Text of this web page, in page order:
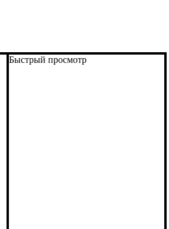
Быстрый просмотр